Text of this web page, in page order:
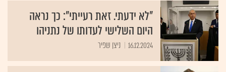
"לא ידעתי. זאת רעייתי": כך נראה
היום השלישי לעדותו של נתניהו
16.12.2024 ניצן שפיר